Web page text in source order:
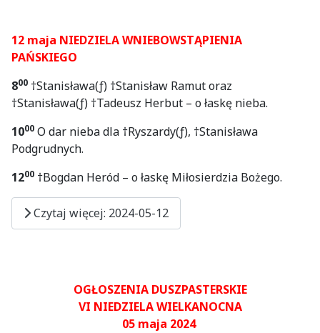
12 maja NIEDZIELA WNIEBOWSTĄPIENIA
PAŃSKIEGO
800 †Stanisława(ƒ) †Stanisław Ramut oraz
†Stanisława(ƒ) †Tadeusz Herbut – o łaskę nieba.
1000 O dar nieba dla †Ryszardy(ƒ), †Stanisława
Podgrudnych.
1200 †Bogdan Heród – o łaskę Miłosierdzia Bożego.
Czytaj więcej: 2024-05-12
OGŁOSZENIA DUSZPASTERSKIE
VI NIEDZIELA WIELKANOCNA
05 maja 2024